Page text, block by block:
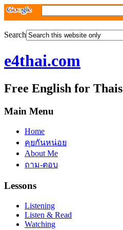
Search
e4thai.com
Free English for Thais
Main Menu
Home
คุยกันหน่อย
About Me
ถาม-ตอบ
Lessons
Listening
Listen & Read
Watching